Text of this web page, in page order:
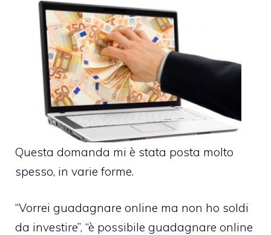
Questa domanda mi è stata posta molto
spesso, in varie forme.
“Vorrei guadagnare online ma non ho soldi
da investire”, “è possibile guadagnare online